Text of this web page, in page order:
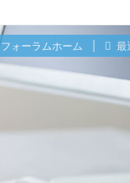
フォーラムホーム 最